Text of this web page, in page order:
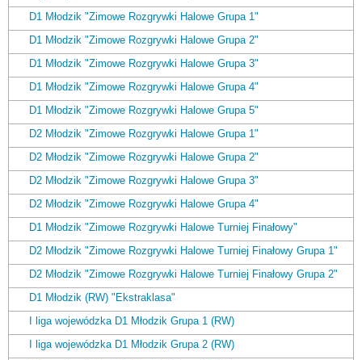
D1 Młodzik "Zimowe Rozgrywki Halowe Grupa 1"
D1 Młodzik "Zimowe Rozgrywki Halowe Grupa 2"
D1 Młodzik "Zimowe Rozgrywki Halowe Grupa 3"
D1 Młodzik "Zimowe Rozgrywki Halowe Grupa 4"
D1 Młodzik "Zimowe Rozgrywki Halowe Grupa 5"
D2 Młodzik "Zimowe Rozgrywki Halowe Grupa 1"
D2 Młodzik "Zimowe Rozgrywki Halowe Grupa 2"
D2 Młodzik "Zimowe Rozgrywki Halowe Grupa 3"
D2 Młodzik "Zimowe Rozgrywki Halowe Grupa 4"
D1 Młodzik "Zimowe Rozgrywki Halowe Turniej Finałowy"
D2 Młodzik "Zimowe Rozgrywki Halowe Turniej Finałowy Grupa 1"
D2 Młodzik "Zimowe Rozgrywki Halowe Turniej Finałowy Grupa 2"
D1 Młodzik (RW) "Ekstraklasa"
I liga wojewódzka D1 Młodzik Grupa 1 (RW)
I liga wojewódzka D1 Młodzik Grupa 2 (RW)